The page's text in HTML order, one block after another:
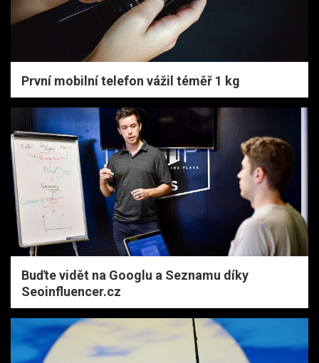
První mobilní telefon vážil téměř 1 kg
Buďte vidět na Googlu a Seznamu díky
Seoinfluencer.cz